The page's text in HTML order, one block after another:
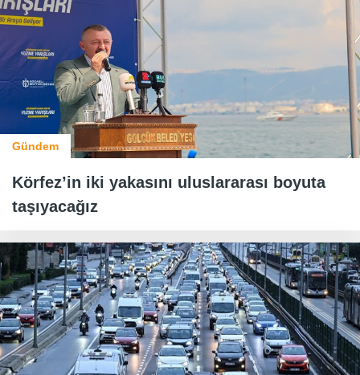
Gündem
Körfez’in iki yakasını uluslararası boyuta
taşıyacağız